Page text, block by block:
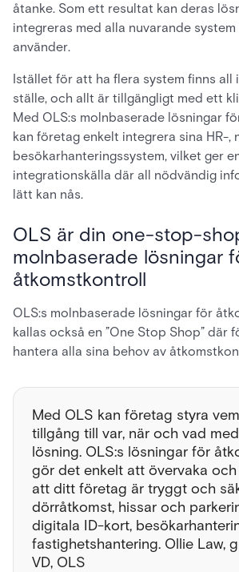
åtanke. Som ett resultat kan deras
integreras med alla nuvarande
använder.
Istället för att ha flera system finns all
ställe, och allt är tillgängligt med ett
Med OLS:s molnbaserade lösningar
kan företag enkelt integrera sina HR-,
besökarhanteringssystem, vilket ger
integrationskälla där all nödvändig
lätt kan nås.
OLS är din one-stop-
molnbaserade lösningar
åtkomstkontroll
OLS:s molnbaserade lösningar för
kallas också en ”One Stop Shop” där
hantera alla sina behov av
Med OLS kan företag styra
tillgång till var, när och vad
lösning. OLS:s lösningar för
gör det enkelt att övervaka
att ditt företag är tryggt och
dörråtkomst, hissar och
digitala ID-kort,
fastighetshantering. Ollie Law,
VD, OLS